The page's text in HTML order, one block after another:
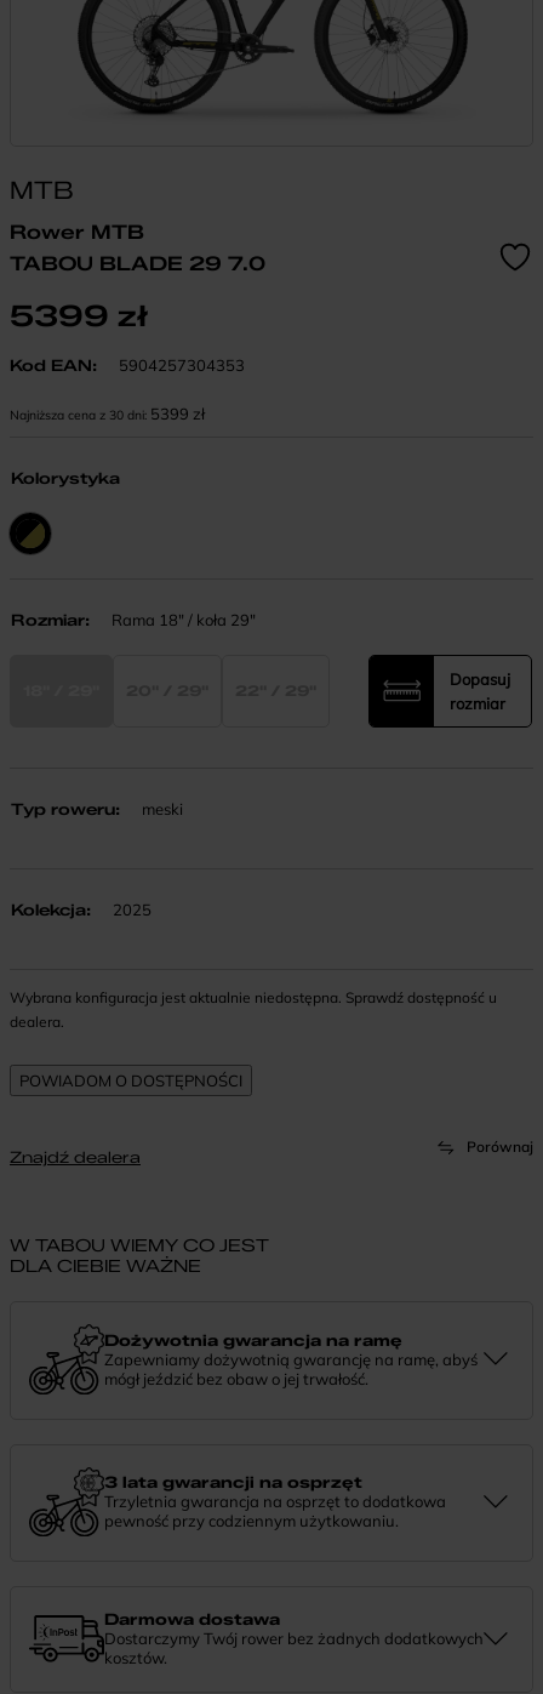
MTB
Rower MTB
TABOU BLADE 29 7.0
5399 zł
Kod EAN: 5904257304353
Najniższa cena z 30 dni: 5399 zł
Kolorystyka
Rozmiar: Rama 18" / koła 29"
Dopasuj
rozmiar
Typ roweru: meski
Kolekcja: 2025
Wybrana konfiguracja jest aktualnie niedostępna. Sprawdź dostępność u
dealera.
Porównaj
Znajdź dealera
W TABOU WIEMY CO JEST
DLA CIEBIE WAŻNE
Dożywotnia gwarancja na ramę
Zapewniamy dożywotnią gwarancję na ramę, abyś
mógł jeździć bez obaw o jej trwałość.
chętnie pomożemy.3 lata gwarancji na osprzęt
Trzyletnia gwarancja na osprzęt to dodatkowa
pewność przy codziennym użytkowaniu.
Darmowa dostawa
Dostarczymy Twój rower bez żadnych dodatkowych
kosztów.